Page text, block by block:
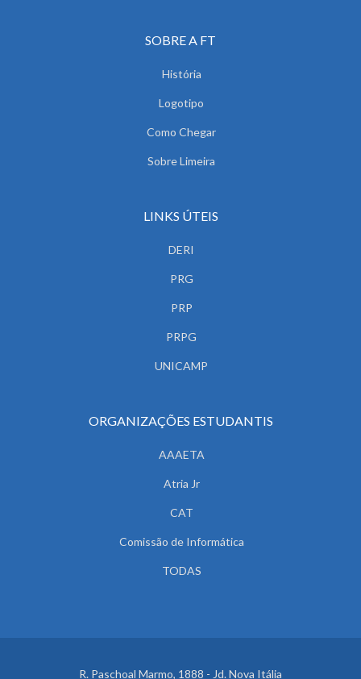
SOBRE A FT
História
Logotipo
Como Chegar
Sobre Limeira
LINKS ÚTEIS
DERI
PRG
PRP
PRPG
UNICAMP
ORGANIZAÇÕES ESTUDANTIS
AAAETA
Atria Jr
CAT
Comissão de Informática
TODAS
R. Paschoal Marmo, 1888 - Jd. Nova Itália